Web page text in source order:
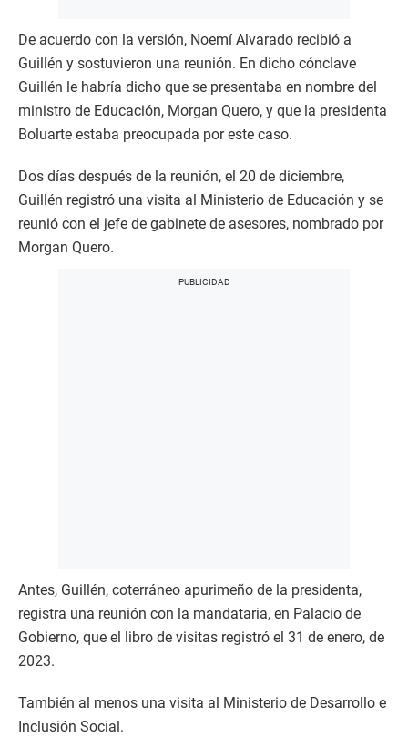
De acuerdo con la versión, Noemí Alvarado recibió a
Guillén y sostuvieron una reunión. En dicho cónclave
Guillén le habría dicho que se presentaba en nombre del
ministro de Educación, Morgan Quero, y que la presidenta
Boluarte estaba preocupada por este caso.
Dos días después de la reunión, el 20 de diciembre,
Guillén registró una visita al Ministerio de Educación y se
reunió con el jefe de gabinete de asesores, nombrado por
Morgan Quero.
Antes, Guillén, coterráneo apurimeño de la presidenta,
registra una reunión con la mandataria, en Palacio de
Gobierno, que el libro de visitas registró el 31 de enero, de
2023.
También al menos una visita al Ministerio de Desarrollo e
Inclusión Social.